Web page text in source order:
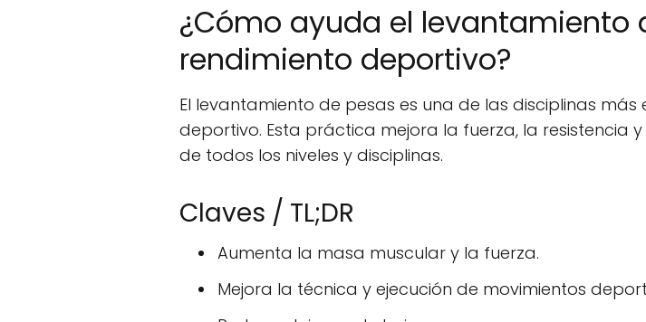
¿Cómo ayuda el levantamiento
rendimiento deportivo?
El levantamiento de pesas es una de las disciplinas
deportivo. Esta práctica mejora la fuerza, la resistencia
de todos los niveles y disciplinas.
Claves / TL;DR
Aumenta la masa muscular y la fuerza.
Mejora la técnica y ejecución de movimientos